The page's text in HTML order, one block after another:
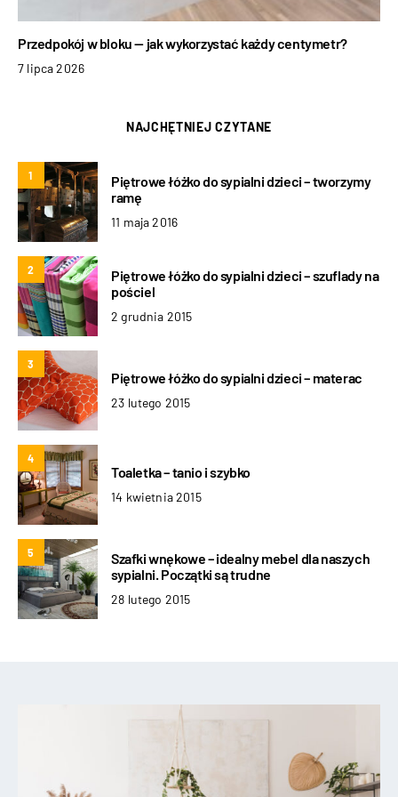
Przedpokój w bloku — jak wykorzystać każdy centymetr?
7 lipca 2026
NAJCHĘTNIEJ CZYTANE
1
Piętrowe łóżko do sypialni dzieci – tworzymy
ramę
11 maja 2016
2
Piętrowe łóżko do sypialni dzieci – szuflady na
pościel
2 grudnia 2015
3
Piętrowe łóżko do sypialni dzieci – materac
23 lutego 2015
4
Toaletka – tanio i szybko
14 kwietnia 2015
5
Szafki wnękowe – idealny mebel dla naszych
sypialni. Początki są trudne
28 lutego 2015